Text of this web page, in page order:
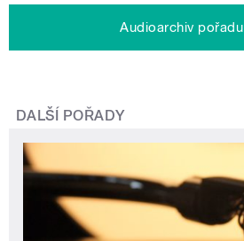
Audioarchiv pořadu
DALŠÍ POŘADY